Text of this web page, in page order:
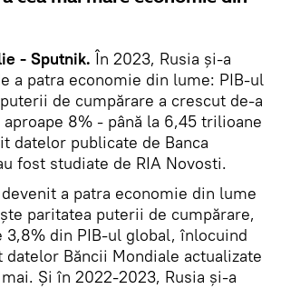
- Sputnik. În 2023, Rusia și-a
a patra economie din lume: PIB-ul
de cumpărare a crescut de-a
8% - până la 6,45 trilioane
datelor publicate de Banca
fost studiate de RIA Novosti.
devenit a patra economie din lume
paritatea puterii de cumpărare,
3,8% din PIB-ul global, înlocuind
Băncii Mondiale actualizate
Și în 2022-2023, Rusia și-a